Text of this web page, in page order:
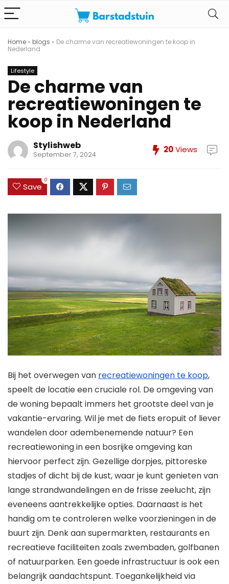
Home » blogs » De charme van recreatiewoningen te koop in
Nederland
Lifestyle
De charme van
recreatiewoningen te
koop in Nederland
Stylishweb
September 7, 2024 20Views
Save
0
Bij het overwegen van recreatiewoningen te koop,
speelt de locatie een cruciale rol. De omgeving van
de woning bepaalt immers het grootste deel van je
vakantie-ervaring. Wil je met de fiets eropuit of liever
wandelen door adembenemende natuur? Een
recreatiewoning in een bosrijke omgeving kan
hiervoor perfect zijn. Gezellige dorpjes, pittoreske
stadjes of dicht bij de kust, waar je kunt genieten van
lange strandwandelingen en de frisse zeelucht, zijn
eveneens aantrekkelijke opties. Daarnaast is het
handig om te controleren welke voorzieningen in de
buurt zijn. Denk aan supermarkten, restaurants en
recreatieve faciliteiten zoals zwembaden, golfbanen
of natuurparken. Een goede infrastructuur is ook een
belangrijk aandachtspunt. Toegankelijkheid via